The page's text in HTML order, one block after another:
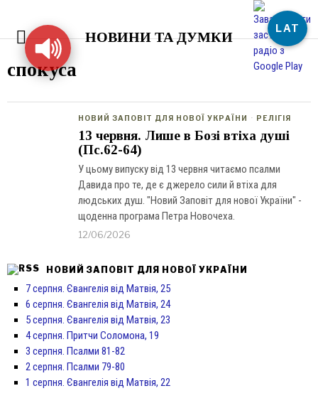
НОВИНИ ТА ДУМКИ
спокуса
НОВИЙ ЗАПОВІТ ДЛЯ НОВОЇ УКРАЇНИ · РЕЛІГІЯ
13 червня. Лише в Бозі втіха душі
(Пс.62-64)
У цьому випуску від 13 червня читаємо псалми
Давида про те, де є джерело сили й втіха для
людських душ. "Новий Заповіт для нової України" -
щоденна програма Петра Новочеха.
12/06/2026
НОВИЙ ЗАПОВІТ ДЛЯ НОВОЇ УКРАЇНИ
7 серпня. Євангелія від Матвія, 25
6 серпня. Євангелія від Матвія, 24
5 серпня. Євангелія від Матвія, 23
4 серпня. Притчи Соломона, 19
3 серпня. Псалми 81-82
2 серпня. Псалми 79-80
1 серпня. Євангелія від Матвія, 22
LAT